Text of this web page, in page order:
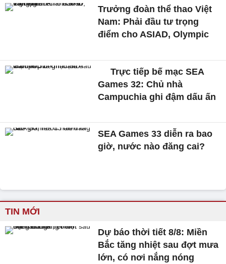
Trưởng đoàn thể thao Việt
Nam: Phải đầu tư trọng
điểm cho ASIAD, Olympic
Trực tiếp bế mạc SEA
Games 32: Chủ nhà
Campuchia ghi đậm dấu ấn
SEA Games 33 diễn ra bao
giờ, nước nào đăng cai?
TIN MỚI
Dự báo thời tiết 8/8: Miền
Bắc tăng nhiệt sau đợt mưa
lớn, có nơi nắng nóng